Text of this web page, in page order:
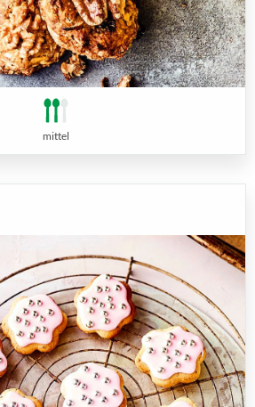
mittel